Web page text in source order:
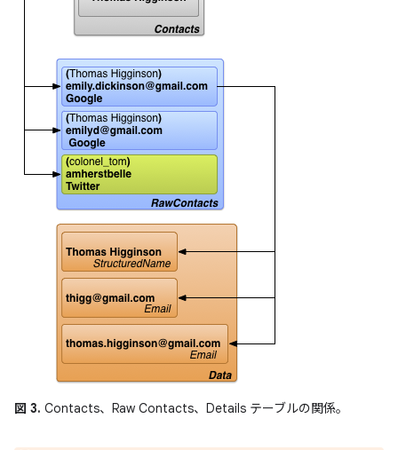
図 3. Contacts、Raw Contacts、Details テーブルの関係。